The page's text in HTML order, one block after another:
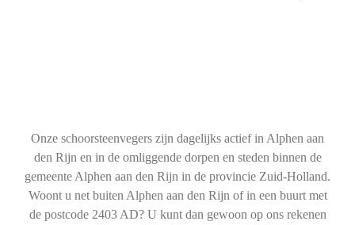
Onze schoorsteenvegers zijn dagelijks actief in Alphen aan
den Rijn en in de omliggende dorpen en steden binnen de
gemeente Alphen aan den Rijn in de provincie Zuid-Holland.
Woont u net buiten Alphen aan den Rijn of in een buurt met
de postcode 2403 AD? U kunt dan gewoon op ons rekenen